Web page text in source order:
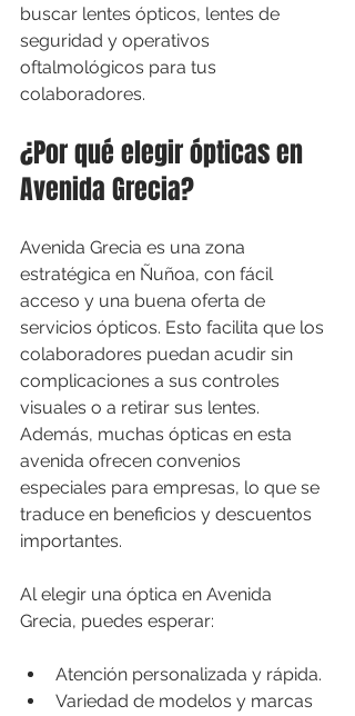
buscar lentes ópticos, lentes de
seguridad y operativos
oftalmológicos para tus
colaboradores.
¿Por qué elegir ópticas en
Avenida Grecia?
Avenida Grecia es una zona
estratégica en Ñuñoa, con fácil
acceso y una buena oferta de
servicios ópticos. Esto facilita que los
colaboradores puedan acudir sin
complicaciones a sus controles
visuales o a retirar sus lentes.
Además, muchas ópticas en esta
avenida ofrecen convenios
especiales para empresas, lo que se
traduce en beneficios y descuentos
importantes.
Al elegir una óptica en Avenida
Grecia, puedes esperar:
Atención personalizada y rápida.
Variedad de modelos y marcas